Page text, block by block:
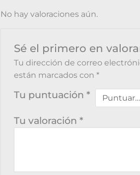
No hay valoraciones aún.
Sé el primero en
Tu dirección de correo
están marcados con*
Tu puntuación*
Tu valoración*